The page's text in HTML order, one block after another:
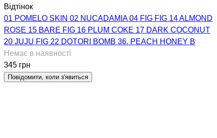
Відтінок
01 POMELO SKIN 02 NUCADAMIA04 FIG FIG 14 ALMOND
ROSE 15 BARE FIG 16 PLUM COKE 17 DARK COCONUT
20 JUJU FIG 22 DOTORI BOMB 36. PEACH HONEY B
Немає в наявності
345 грн
Повідомити, коли з'явиться